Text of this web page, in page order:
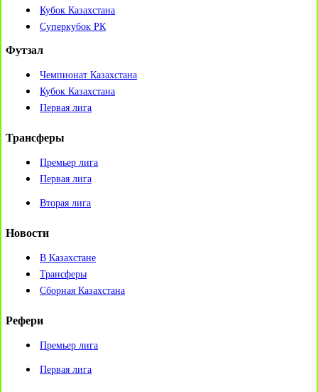
Кубок Казахстана
Суперкубок РК
Футзал
Чемпионат Казахстана
Кубок Казахстана
Первая лига
Трансферы
Премьер лига
Первая лига
Вторая лига
Новости
В Казахстане
Трансферы
Сборная Казахстана
Рефери
Премьер лига
Первая лига